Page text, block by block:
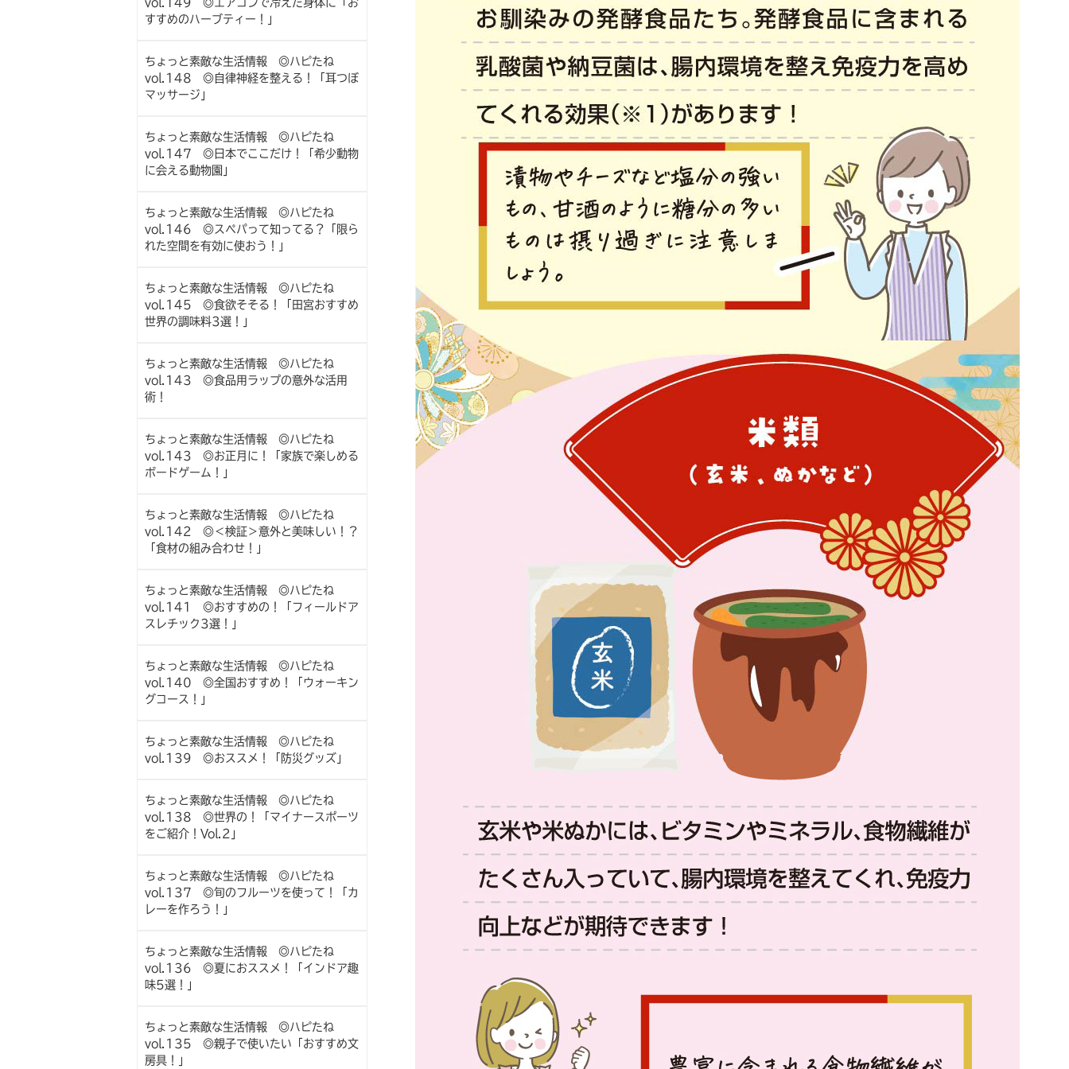
vol.149 ◎エアコンで冷えた身体に「お
すすめのハーブティー！」
ちょっと素敵な生活情報 ◎ハピたね
vol.148 ◎自律神経を整える！「耳つぼ
マッサージ」
ちょっと素敵な生活情報 ◎ハピたね
vol.147 ◎日本でここだけ！「希少動物
に会える動物園」
ちょっと素敵な生活情報 ◎ハピたね
vol.146 ◎スペパって知ってる？「限ら
れた空間を有効に使おう！」
ちょっと素敵な生活情報 ◎ハピたね
vol.145 ◎食欲そそる！「田宮おすすめ
世界の調味料3選！」
ちょっと素敵な生活情報 ◎ハピたね
vol.143 ◎食品用ラップの意外な活用
術！
ちょっと素敵な生活情報 ◎ハピたね
vol.143 ◎お正月に！「家族で楽しめる
ボードゲーム！」
ちょっと素敵な生活情報 ◎ハピたね
vol.142 ◎＜検証＞意外と美味しい！？
「食材の組み合わせ！」
ちょっと素敵な生活情報 ◎ハピたね
vol.141 ◎おすすめの！「フィールドア
スレチック3選！」
ちょっと素敵な生活情報 ◎ハピたね
vol.140 ◎全国おすすめ！「ウォーキン
グコース！」
ちょっと素敵な生活情報 ◎ハピたね
vol.139 ◎おススメ！「防災グッズ」
ちょっと素敵な生活情報 ◎ハピたね
vol.138 ◎世界の！「マイナースポーツ
をご紹介！Vol.2」
ちょっと素敵な生活情報 ◎ハピたね
vol.137 ◎旬のフルーツを使って！「カ
レーを作ろう！」
ちょっと素敵な生活情報 ◎ハピたね
vol.136 ◎夏におススメ！「インドア趣
味5選！」
ちょっと素敵な生活情報 ◎ハピたね
vol.135 ◎親子で使いたい「おすすめ文
房具！」